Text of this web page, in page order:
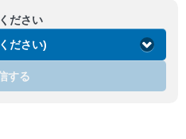
ださい
ださい)
する